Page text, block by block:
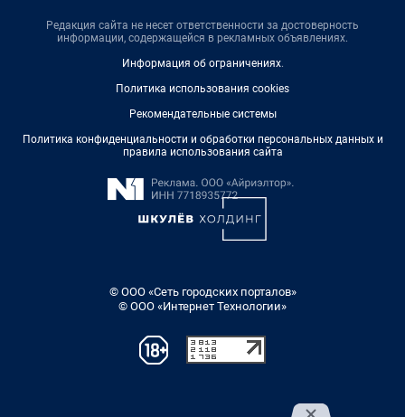
Редакция сайта не несет ответственности за достоверность
информации, содержащейся в рекламных объявлениях.
Информация об ограничениях.
Политика использования cookies
Рекомендательные системы
Политика конфиденциальности и обработки персональных данных и
правила использования сайта
© ООО «Сеть городских порталов»
© ООО «Интернет Технологии»